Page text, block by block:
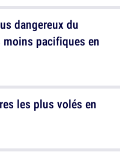
les plus volés en
dangereux du
pacifiques en